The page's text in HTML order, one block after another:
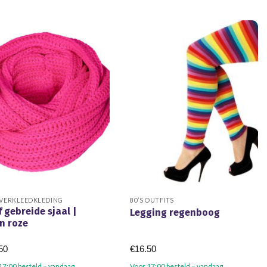
gebreide sjaal |
roze
80’S OUTFITS
Legging regenboog
€16.50